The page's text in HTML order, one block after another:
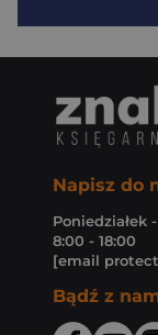
Napisz do
Poniedziałek
8:00 - 18:00
[email
Bądź z